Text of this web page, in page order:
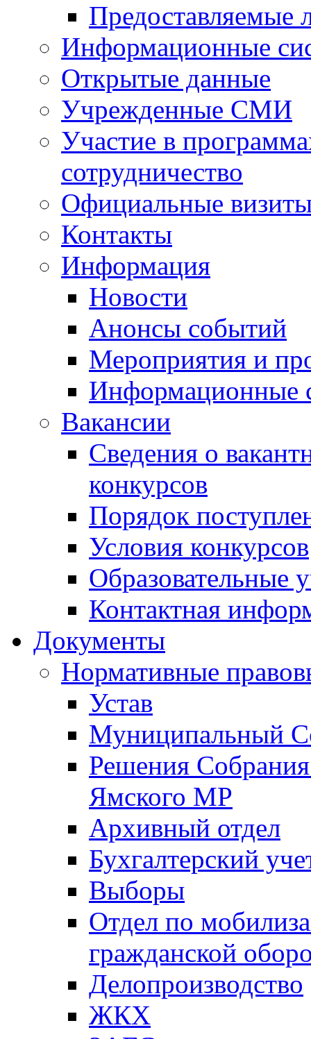
Предоставляемые
Информационные
Открытые данные
Учрежденные СМИ
Участие в
сотрудничество
Официальные
Контакты
Информация
Новости
Анонсы событий
Мероприятия и
Информационные
Вакансии
Сведения о
конкурсов
Порядок
Условия конкурсов
Образовательные
Контактная
Документы
Нормативные
Устав
Муниципальный
Решения
Ямского МР
Архивный отдел
Бухгалтерский
Выборы
Отдел по
гражданской
Делопроизводство
ЖКХ